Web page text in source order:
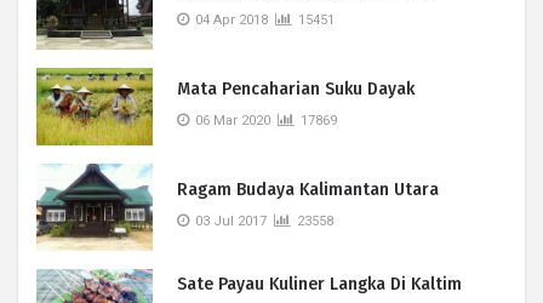
04 Apr 2018 15451
Mata Pencaharian Suku Dayak
06 Mar 2020 17869
Ragam Budaya Kalimantan Utara
03 Jul 2017 23558
Sate Payau Kuliner Langka Di Kaltim